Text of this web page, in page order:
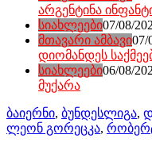
არგენტინა
სიახლეები07/08/
მთავარი ამბავი07/
დიომანდეს
სიახლეები06/08/
მუქარა
ბაიერნი, ბუნდესლიგა,
ლეონ გორეცკა,